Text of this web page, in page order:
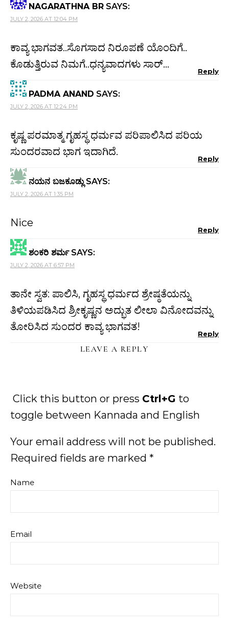
NAGARATHNA BR SAYS:
JULY 2, 2026 AT 12:04 PM
ಕಾವ್ಯ ಭಾಗವತ..ಸೊಗಸಾದ ನಿರೂಪಣೆ ಯೊಂದಿಗೆ..
ಕೊಡುತ್ತಿರುವ ನಿಮಗೆ..ಧನ್ಯವಾದಗಳು ಸಾರ್…
Reply
PADMA ANAND SAYS:
JULY 2, 2026 AT 12:24 PM
ಕೃಷ್ಣ ಪರಮಾತ್ಮ ಗೃಹಸ್ಥ ಧರ್ಮವ ಪರಿಪಾಲಿಸಿದ ಪರಿಯ
ಸುಂದರವಾದ ಭಾಗ ಇದಾಗಿದೆ.
Reply
ನಯನ ಬಜಕೂಡ್ಲು SAYS:
JULY 2, 2026 AT 1:35 PM
Nice
Reply
ಶಂಕರಿ ಶರ್ಮ SAYS:
JULY 2, 2026 AT 6:57 PM
ತಾನೇ ಸ್ವತ: ಪಾಲಿಸಿ, ಗೃಹಸ್ಥ ಧರ್ಮದ ಶ್ರೇಷ್ಠತೆಯನ್ನು
ತಿಳಿಯಪಡಿಸಿದ ಶ್ರೀಕೃಷ್ಣನ ಅದ್ಭುತ ಲೀಲಾ ವಿನೋದವನ್ನು
ತೋರಿಸಿದ ಸುಂದರ ಕಾವ್ಯ ಭಾಗವತ!
Reply
LEAVE A REPLY
Click this button or press Ctrl+G to
toggle between Kannada and English
Your email address will not be published.
Required fields are marked *
Name
Email
Website